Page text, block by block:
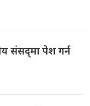
संसद्‌मा पेश गर्न